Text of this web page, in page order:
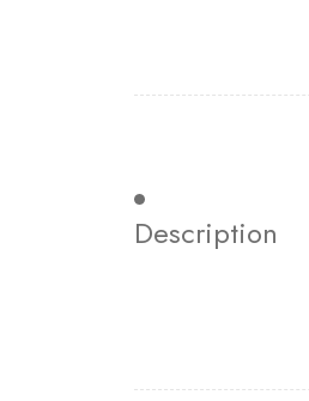
Description